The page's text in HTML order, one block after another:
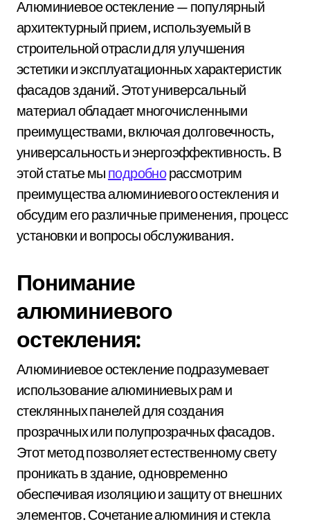
Алюминиевое остекление — популярный
архитектурный прием, используемый в
строительной отрасли для улучшения
эстетики и эксплуатационных характеристик
фасадов зданий. Этот универсальный
материал обладает многочисленными
преимуществами, включая долговечность,
универсальность и энергоэффективность. В
этой статье мы подробнорассмотрим
преимущества алюминиевого остекления и
обсудим его различные применения, процесс
установки и вопросы обслуживания.
Понимание
алюминиевого
остекления:
Алюминиевое остекление подразумевает
использование алюминиевых рам и
стеклянных панелей для создания
прозрачных или полупрозрачных фасадов.
Этот метод позволяет естественному свету
проникать в здание, одновременно
обеспечивая изоляцию и защиту от внешних
элементов. Сочетание алюминия и стекла